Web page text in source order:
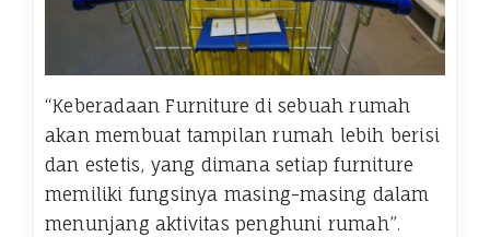
“Keberadaan Furniture di sebuah rumah
akan membuat tampilan rumah lebih berisi
dan estetis, yang dimana setiap furniture
memiliki fungsinya masing-masing dalam
menunjang aktivitas penghuni rumah”.